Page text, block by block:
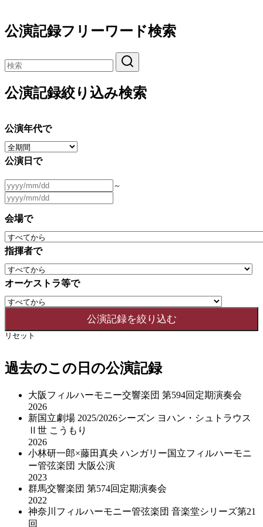
公演記録フリーワード検索
公演記録絞り込み検索
公演年代で
公演日で
～
会場で
指揮者で
オーケストラ等で
リセット
過去のこの日の公演記録
大阪フィルハーモニー交響楽団 第594回定期演奏会
2026
新国立劇場 2025/2026シーズン ヨハン・シュトラウス
Ⅱ世 こうもり
2026
小林研一郎×藤田真央 ハンガリー国立フィルハーモニ
ー管弦楽団 大阪公演
2023
群馬交響楽団 第574回定期演奏会
2022
神奈川フィルハーモニー管弦楽団 音楽堂シリーズ第21
回